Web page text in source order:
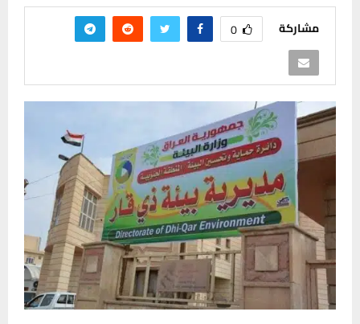
مشاركة 0